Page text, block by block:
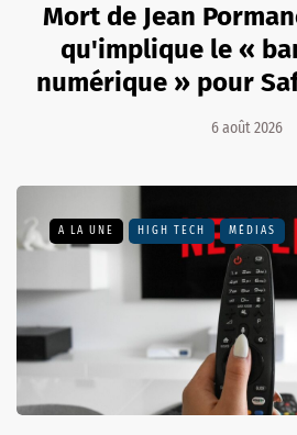
Mort de Jean
qu'implique le «
numérique » pour
6 août 2026
A LA UNE HIGH TECH MÉDIAS